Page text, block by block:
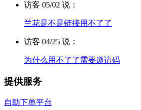
访客 05/02 说：
兰花是不是链接用不了了
访客 04/25 说：
为什么用不了了需要邀请码
提供服务
自助下单平台